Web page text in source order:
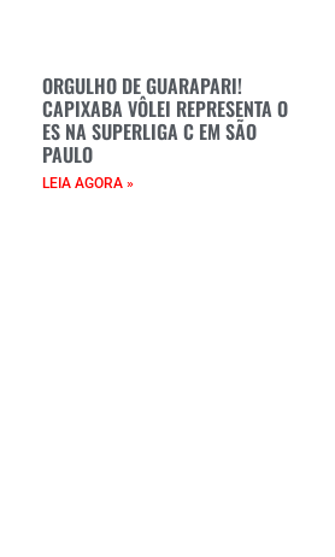
ORGULHO DE GUARAPARI!
CAPIXABA VÔLEI REPRESENTA O
ES NA SUPERLIGA C EM SÃO
PAULO
LEIA AGORA »